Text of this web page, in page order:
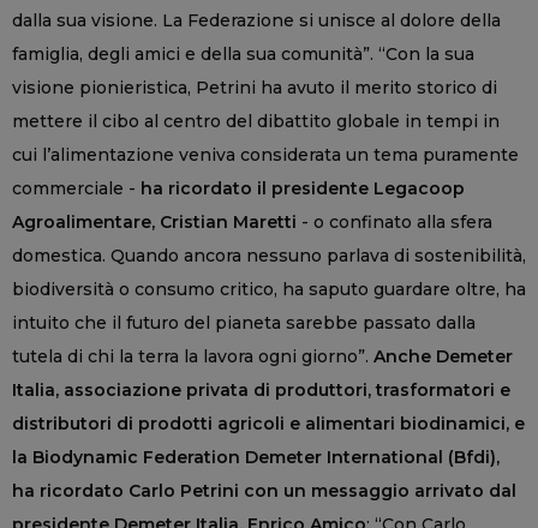
dalla sua visione. La Federazione si unisce al dolore della
famiglia, degli amici e della sua comunità”. “Con la sua
visione pionieristica, Petrini ha avuto il merito storico di
mettere il cibo al centro del dibattito globale in tempi in
cui l’alimentazione veniva considerata un tema puramente
commerciale - ha ricordato il presidente Legacoop
Agroalimentare, Cristian Maretti - o confinato alla sfera
domestica. Quando ancora nessuno parlava di sostenibilità,
biodiversità o consumo critico, ha saputo guardare oltre, ha
intuito che il futuro del pianeta sarebbe passato dalla
tutela di chi la terra la lavora ogni giorno”. Anche Demeter
Italia, associazione privata di produttori, trasformatori e
distributori di prodotti agricoli e alimentari biodinamici, e
la Biodynamic Federation Demeter International (Bfdi),
ha ricordato Carlo Petrini con un messaggio arrivato dal